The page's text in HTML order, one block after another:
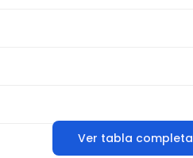
Ver tabla completa